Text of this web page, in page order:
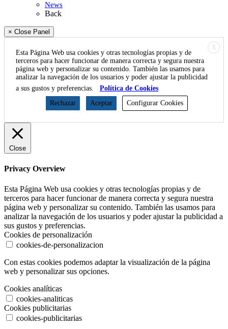
News
Back
× Close Panel
X
Esta Página Web usa cookies y otras tecnologías propias y de
terceros para hacer funcionar de manera correcta y segura nuestra
página web y personalizar su contenido. También las usamos para
analizar la navegación de los usuarios y poder ajustar la publicidad
a sus gustos y preferencias.
Política de Cookies
Rechazar
Aceptar Configurar Cookies
Close
Privacy Overview
Esta Página Web usa cookies y otras tecnologías propias y de
terceros para hacer funcionar de manera correcta y segura nuestra
página web y personalizar su contenido. También las usamos para
analizar la navegación de los usuarios y poder ajustar la publicidad a
sus gustos y preferencias.
Cookies de personalización
cookies-de-personalizacion
Con estas cookies podemos adaptar la visualización de la página
web y personalizar sus opciones.
Cookies analíticas
cookies-analiticas
Cookies publicitarias
cookies-publicitarias